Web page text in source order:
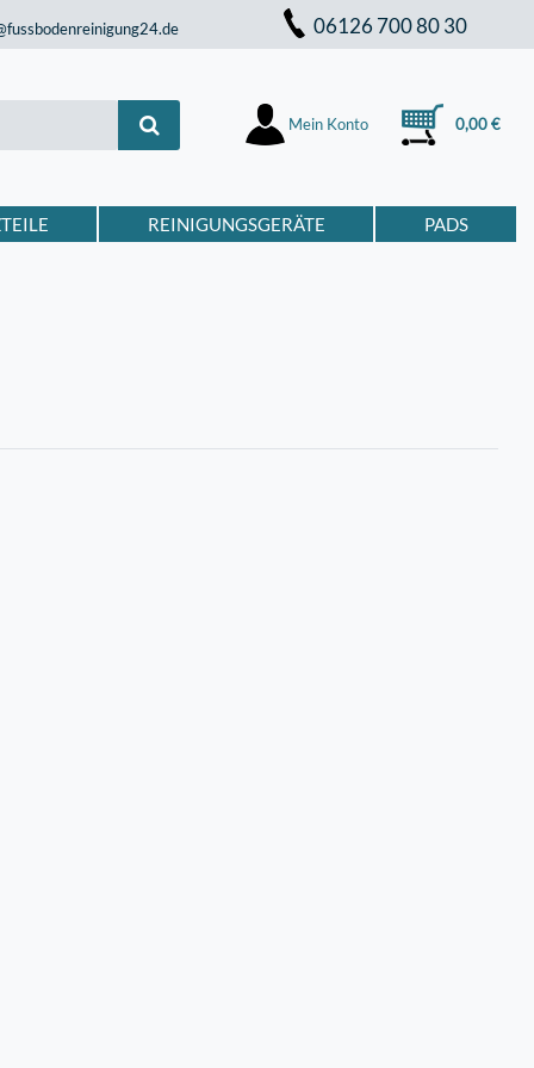
06126 700 80 30
Mein Konto 0,00 €
REINIGUNGSGERÄTE PADS